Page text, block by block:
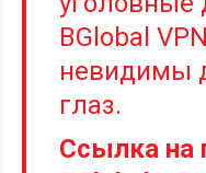
BGlobal
невидимы
глаз.
Ссылка на